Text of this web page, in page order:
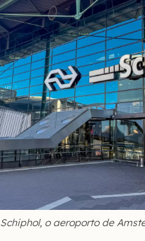
Schiphol, o aeroporto de